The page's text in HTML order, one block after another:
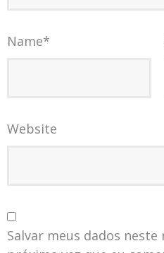
Name*
Website
Salvar meus dados neste